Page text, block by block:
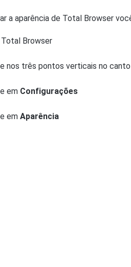
a aparência de Total Browser
Total Browser
nos três pontos verticais no
em Configurações
emAparência